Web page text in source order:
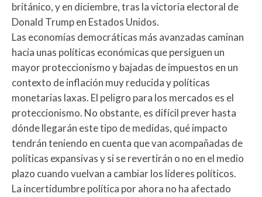
británico, y en diciembre, tras la victoria electoral de
Donald Trump en Estados Unidos.
Las economías democráticas más avanzadas caminan
hacia unas políticas económicas que persiguen un
mayor proteccionismo y bajadas de impuestos en un
contexto de inflación muy reducida y políticas
monetarias laxas. El peligro para los mercados es el
proteccionismo. No obstante, es difícil prever hasta
dónde llegarán este tipo de medidas, qué impacto
tendrán teniendo en cuenta que van acompañadas de
políticas expansivas y si se revertirán o no en el medio
plazo cuando vuelvan a cambiar los líderes políticos.
La incertidumbre política por ahora no ha afectado